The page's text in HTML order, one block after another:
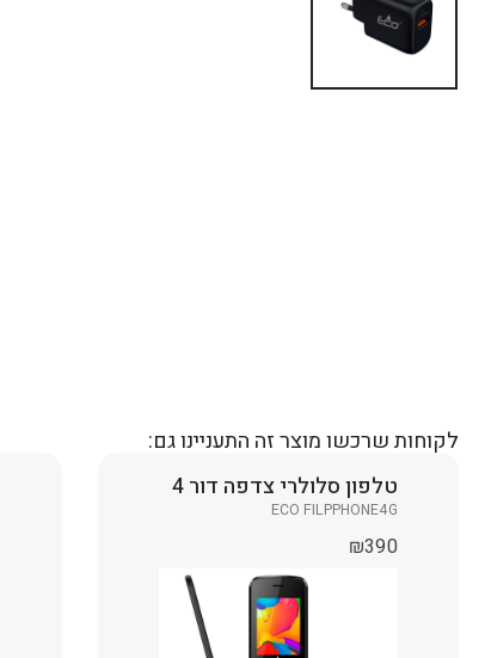
לקוחות שרכשו מוצר זה התעניינו גם:
טלפון סלולרי צדפה דור 4
ECO FILPPHONE4G
₪390